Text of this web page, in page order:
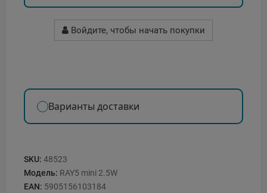
Войдите, чтобы начать покупки
Варианты доставки
SKU: 48523
Модель: RAY5 mini 2.5W
EAN: 5905156103184